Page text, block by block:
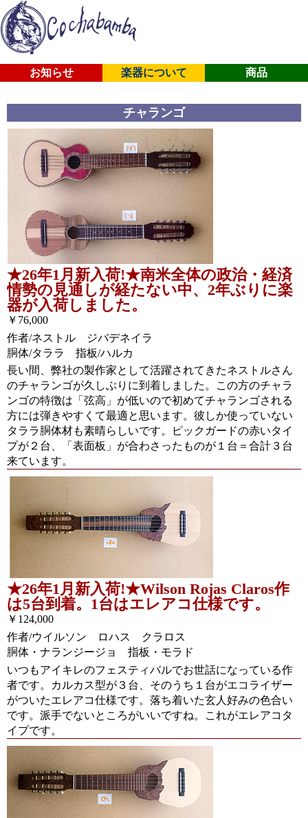
お知らせ 楽器について 商品
チャランゴ
★26年1月新入荷!★南米全体の政治・経済
情勢の見通しが経たない中、2年ぶりに楽
器が入荷しました。
￥76,000
作者/ネストル ジバデネイラ
胴体/タララ 指板/ハルカ
長い間、弊社の製作家として活躍されてきたネストルさん
のチャランゴが久しぶりに到着しました。この方のチャラ
ンゴの特徴は「弦高」が低いので初めてチャランゴされる
方には弾きやすくて最適と思います。彼しか使っていない
タララ胴体材も素晴らしいです。ピックガードの赤いタイ
プが２台、「表面板」が合わさったものが１台＝合計３台
来ています。
★26年1月新入荷!★Wilson Rojas Claros作
は5台到着。1台はエレアコ仕様です。
￥124,000
作者/ウイルソン ロハス クラロス
胴体・ナランジージョ 指板・モラド
いつもアイキレのフェスティバルでお世話になっている作
者です。カルカス型が３台、そのうち１台がエコライザー
がついたエレアコ仕様です。落ち着いた玄人好みの色合い
です。派手でないところがいいですね。これがエレアコタ
イプです。